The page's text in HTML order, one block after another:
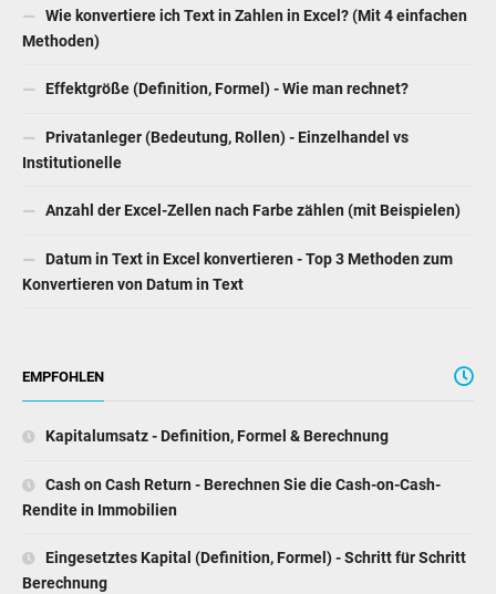
Wie konvertiere ich Text in Zahlen in Excel? (Mit 4 einfachen
Methoden)
Effektgröße (Definition, Formel) - Wie man rechnet?
Privatanleger (Bedeutung, Rollen) - Einzelhandel vs
Institutionelle
Anzahl der Excel-Zellen nach Farbe zählen (mit Beispielen)
Datum in Text in Excel konvertieren - Top 3 Methoden zum
Konvertieren von Datum in Text
EMPFOHLEN
Kapitalumsatz - Definition, Formel & Berechnung
Cash on Cash Return - Berechnen Sie die Cash-on-Cash-
Rendite in Immobilien
Eingesetztes Kapital (Definition, Formel) - Schritt für Schritt
Berechnung